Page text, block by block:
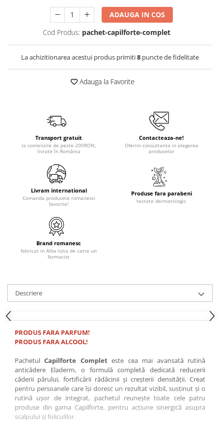
ADAUGA IN COS
Cod Produs: pachet-capilforte-complet
La achizitionarea acestui produs primiti8 puncte de fidelitate
Adauga la Favorite
Transport gratuit
la comenzile de peste 200RON,
livrate în România
Contacteaza-ne!
Oferim consultanta in alegerea
produselor
Livram international
Comanda produsele romanesti
favorite!
Produse fara parabeni
testate dermatologic
Brand romanesc
fabricat in Alba Iulia de catre un
farmacist
Descriere
PRODUS FARA PARFUM!
PRODUS FARA ALCOOL!
PachetulCapilforte Completeste cea mai avansată rutină
anticădere Eladerm, o formulă completă dedicată reducerii
căderii părului, fortificării rădăcinii și creșterii densității. Creat
pentru persoanele care își doresc un rezultat vizibil, susținut și o
rutină ușor de integrat, pachetul reunește toate cele patru
produse din gama Capilforte, pentru acțiune sinergică asupra
scalpului și foliculilor.